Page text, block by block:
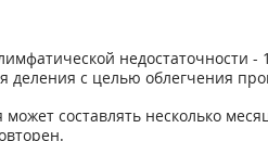
недостаточности
деления с целью облегчения
составлять несколько